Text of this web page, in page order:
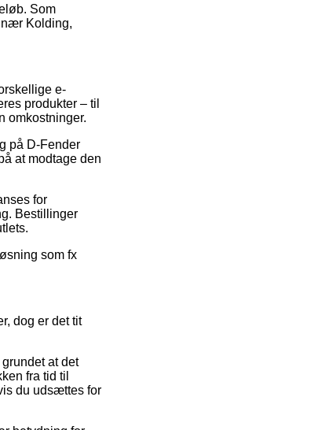
Som
nær Kolding,
e-
produkter – til
omkostninger.
på D-Fender
at modtage den
for
Bestillinger
som fx
dog er det tit
at det
fra tid til
du udsættes for